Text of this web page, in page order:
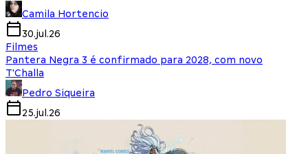
Camila Hortencio
30.jul.26
Filmes
Pantera Negra 3 é confirmado para 2028, com novo
T'Challa
Pedro Siqueira
25.jul.26